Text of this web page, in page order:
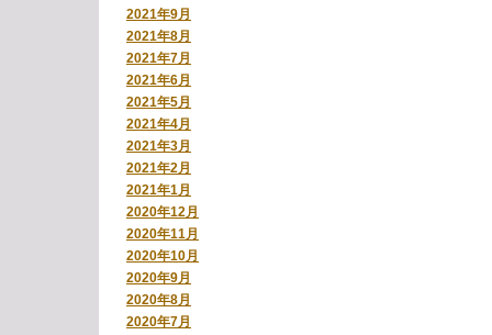
2021年9月
2021年8月
2021年7月
2021年6月
2021年5月
2021年4月
2021年3月
2021年2月
2021年1月
2020年12月
2020年11月
2020年10月
2020年9月
2020年8月
2020年7月